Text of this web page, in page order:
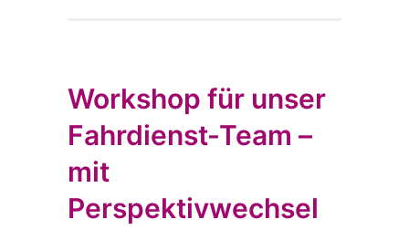
Workshop für unser
Fahrdienst-Team –
mit
Perspektivwechsel